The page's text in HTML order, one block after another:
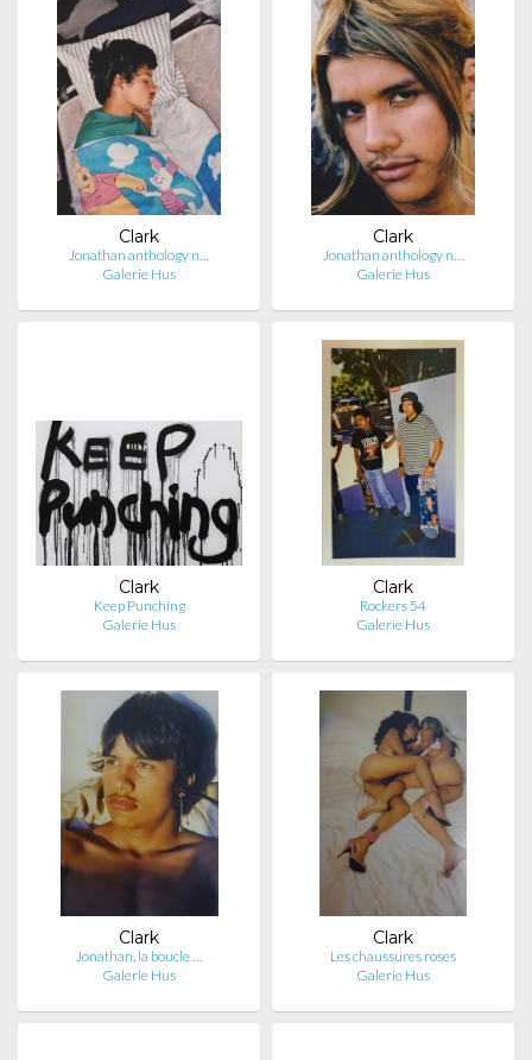
Clark
Jonathan anthology n…
Galerie Hus
Clark
Jonathan anthology n…
Galerie Hus
Clark
Keep Punching
Galerie Hus
Clark
Rockers 54
Galerie Hus
Clark
Jonathan, la boucle …
Galerie Hus
Clark
Les chaussures roses
Galerie Hus